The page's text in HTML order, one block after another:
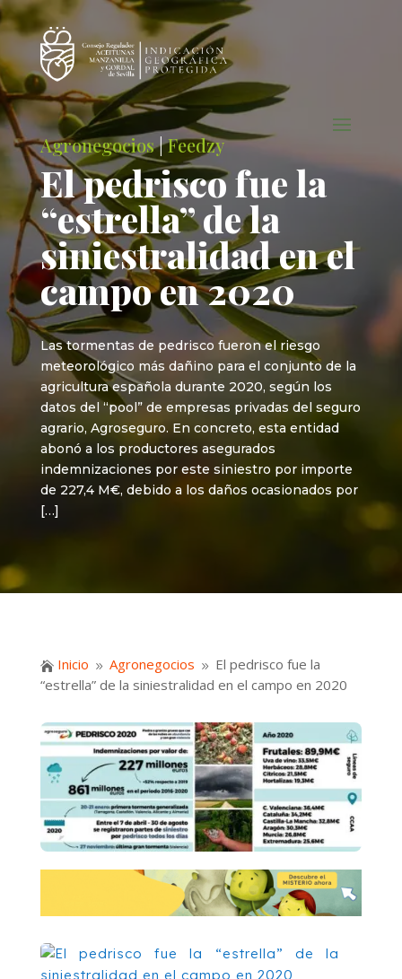
Agronegocios|Feedzy
El pedrisco fue la
“estrella” de la
siniestralidad en el
campo en 2020
Las tormentas de pedrisco fueron el riesgo
meteorológico más dañino para el conjunto de la
agricultura española durante 2020, según los
datos del “pool” de empresas privadas del seguro
agrario, Agroseguro. En concreto, esta entidad
abonó a los productores asegurados
indemnizaciones por este siniestro por importe
de 227,4 M€, debido a los daños ocasionados por
[…]
 Inicio 9 Agronegocios 9 El pedrisco fue la
“estrella” de la siniestralidad en el campo en 2020